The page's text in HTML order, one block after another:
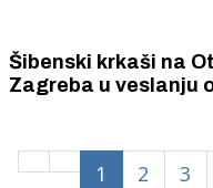
Šibenski krkaši na
Zagreba u veslanju
1 2 3